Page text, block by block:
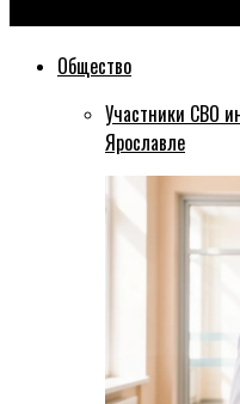
Общество
Участники СВО
Ярославле